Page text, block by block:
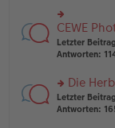
g
e
n
er
B
a
g
u
n
g
el
es
n
er
B
rs
te
r
g
el
es
CEWE
Letzter
Antworten:
rs
te
Die
Letzter
Antworten: